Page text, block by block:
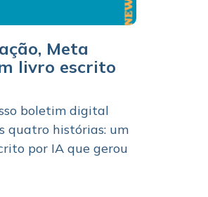
Meta
livro escrito
boletim digital
quatro histórias: um
por IA que gerou